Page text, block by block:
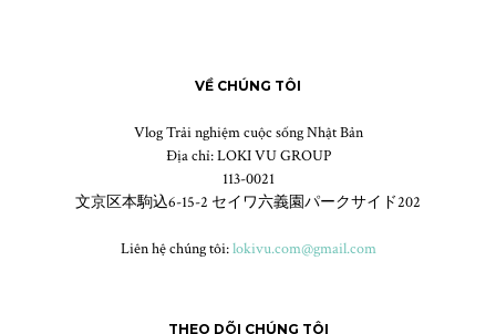
VỀ CHÚNG TÔI
Vlog Trải nghiệm cuộc sống Nhật Bản
Địa chỉ: LOKI VU GROUP
113-0021
文京区本駒込6-15-2 セイワ六義園パークサイド202
Liên hệ chúng tôi:lokivu.com@gmail.com
THEO DÕI CHÚNG TÔI